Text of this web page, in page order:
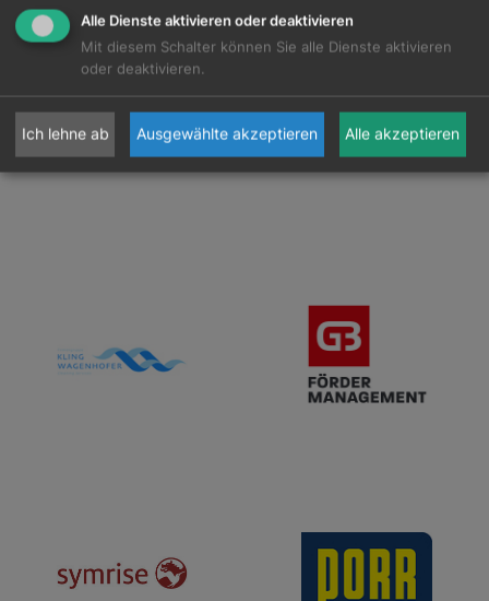
Alle Dienste aktivieren oder deaktivieren
Mit diesem Schalter können Sie alle Dienste aktivieren
oder deaktivieren.
Ich lehne ab Ausgewählte akzeptieren Alle akzeptieren